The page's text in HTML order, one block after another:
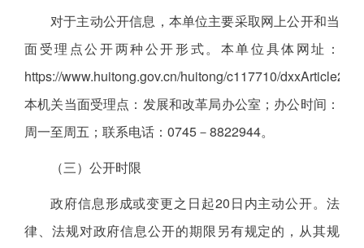
对于主动公开信息，本单位主要采取网上公开和当
面受理点公开两种公开形式。本单位具体网址：
https://www.huitong.gov.cn/huitong/c117710/
本机关当面受理点：发展和改革局办公室；办公时间：
周一至周五；联系电话：0745－8822944。
（三）公开时限
政府信息形成或变更之日起20日内主动公开。法
律、法规对政府信息公开的期限另有规定的，从其规